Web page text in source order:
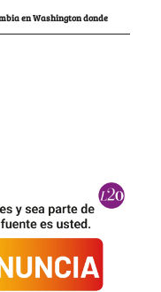
en Washington donde